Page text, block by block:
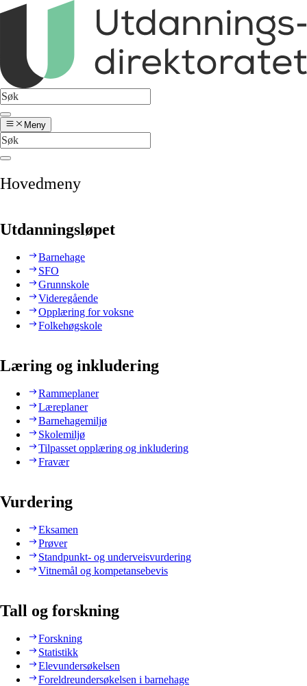
Meny
Hovedmeny
Utdanningsløpet
Barnehage
SFO
Grunnskole
Videregående
Opplæring for voksne
Folkehøgskole
Læring og inkludering
Rammeplaner
Læreplaner
Barnehagemiljø
Skolemiljø
Tilpasset opplæring og inkludering
Fravær
Vurdering
Eksamen
Prøver
Standpunkt- og underveisvurdering
Vitnemål og kompetansebevis
Tall og forskning
Forskning
Statistikk
Elevundersøkelsen
Foreldreundersøkelsen i barnehage